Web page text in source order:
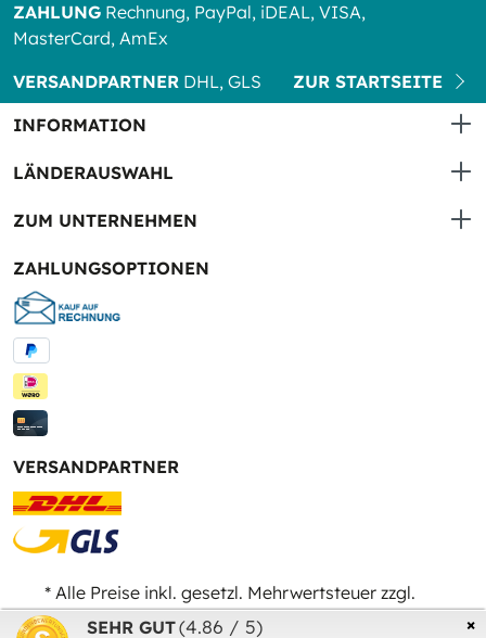
ZAHLUNG Rechnung, PayPal, iDEAL, VISA,
MasterCard, AmEx
VERSANDPARTNER DHL, GLS
ZUR STARTSEITE
INFORMATION
LÄNDERAUSWAHL
ZUM UNTERNEHMEN
ZAHLUNGSOPTIONEN
VERSANDPARTNER
* Alle Preise inkl. gesetzl. Mehrwertsteuer zzgl.
Versandkosten und ggf. Nachnahmegebühren, wenn
×
SEHR GUT(4.86 / 5)